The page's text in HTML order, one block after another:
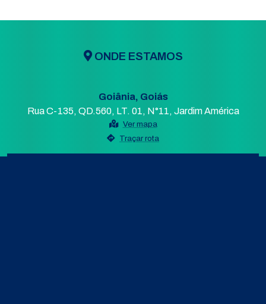
ONDE ESTAMOS
Goiânia, Goiás
Rua C-135, QD.560, LT. 01, N°11, Jardim América
Ver mapa
Traçar rota